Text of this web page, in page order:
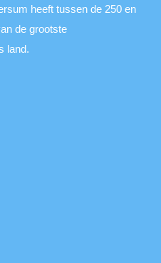
heeft tussen de 250 en
de grootste
land.